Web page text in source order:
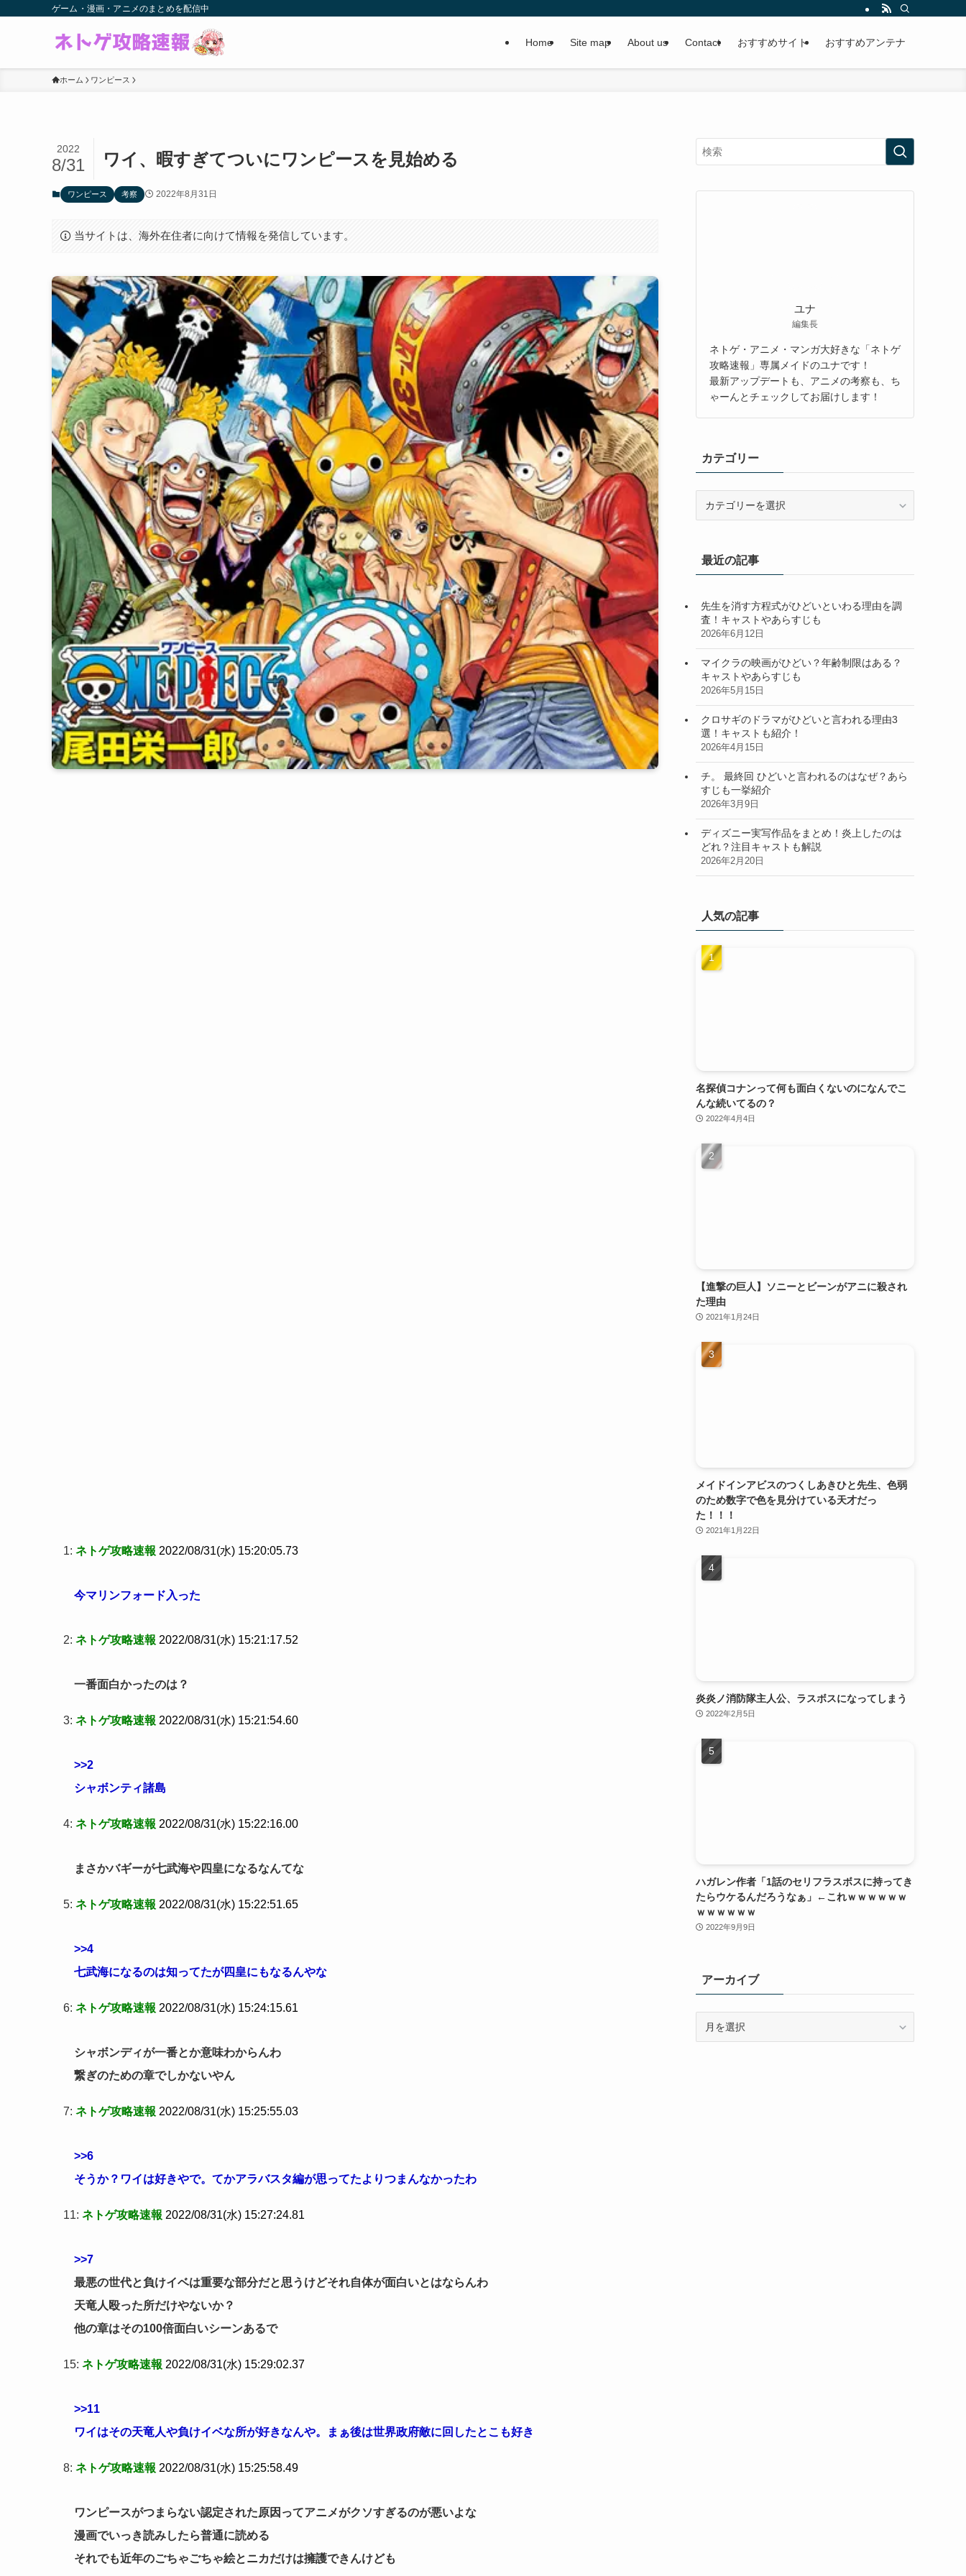
ゲーム・漫画・アニメのまとめを配信中
Home Site map About us Contact おすすめサイト おすすめアンテナ
ホーム ワンピース
ワイ、暇すぎてついにワンピースを見始める
2022
8/31
ワンピース 考察 2022年8月31日
当サイトは、海外在住者に向けて情報を発信しています。
1: ネトゲ攻略速報 2022/08/31(水) 15:20:05.73
今マリンフォード入った
2: ネトゲ攻略速報 2022/08/31(水) 15:21:17.52
一番面白かったのは？
3: ネトゲ攻略速報 2022/08/31(水) 15:21:54.60
>>2
シャボンティ諸島
4: ネトゲ攻略速報 2022/08/31(水) 15:22:16.00
まさかバギーが七武海や四皇になるなんてな
5: ネトゲ攻略速報 2022/08/31(水) 15:22:51.65
>>4
七武海になるのは知ってたが四皇にもなるんやな
6: ネトゲ攻略速報 2022/08/31(水) 15:24:15.61
シャボンディが一番とか意味わからんわ
繋ぎのための章でしかないやん
7: ネトゲ攻略速報 2022/08/31(水) 15:25:55.03
>>6
そうか？ワイは好きやで。てかアラバスタ編が思ってたよりつまんなかったわ
11: ネトゲ攻略速報 2022/08/31(水) 15:27:24.81
>>7
最悪の世代と負けイベは重要な部分だと思うけどそれ自体が面白いとはならんわ
天竜人殴った所だけやないか？
他の章はその100倍面白いシーンあるで
15: ネトゲ攻略速報 2022/08/31(水) 15:29:02.37
>>11
ワイはその天竜人や負けイベな所が好きなんや。まぁ後は世界政府敵に回したとこも好き
8: ネトゲ攻略速報 2022/08/31(水) 15:25:58.49
ワンピースがつまらない認定された原因ってアニメがクソすぎるのが悪いよな
漫画でいっき読みしたら普通に読める
それでも近年のごちゃごちゃ絵とニカだけは擁護できんけども
ユナ
編集長
ネトゲ・アニメ・マンガ大好きな「ネトゲ
攻略速報」専属メイドのユナです！
最新アップデートも、アニメの考察も、ち
ゃーんとチェックしてお届けします！
カテゴリー
ー最近の記事
先生を消す方程式がひどいといわる理由を調
査！キャストやあらすじも
2026年6月12日
マイクラの映画がひどい？年齢制限はある？
キャストやあらすじも
2026年5月15日
クロサギのドラマがひどいと言われる理由3
選！キャストも紹介！
2026年4月15日
チ。 最終回 ひどいと言われるのはなぜ？あら
すじも一挙紹介
2026年3月9日
ディズニー実写作品をまとめ！炎上したのは
どれ？注目キャストも解説
2026年2月20日
人気の記事
名探偵コナンって何も面白くないのになんでこ
んな続いてるの？
2022年4月4日
【進撃の巨人】ソニーとビーンがアニに殺され
た理由
2021年1月24日
メイドインアビスのつくしあきひと先生、色弱
のため数字で色を見分けている天才だっ
た！！！
2021年1月22日
炎炎ノ消防隊主人公、ラスボスになってしまう
2022年2月5日
ハガレン作者「1話のセリフラスボスに持ってき
たらウケるんだろうなぁ」←これｗｗｗｗｗｗ
ｗｗｗｗｗｗ
2022年9月9日
アーカイブ